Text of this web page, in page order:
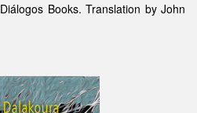
Diálogos Books. Translation by John